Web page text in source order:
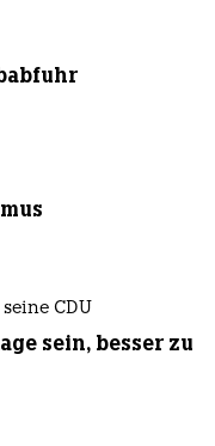
CDU
sein, besser zu